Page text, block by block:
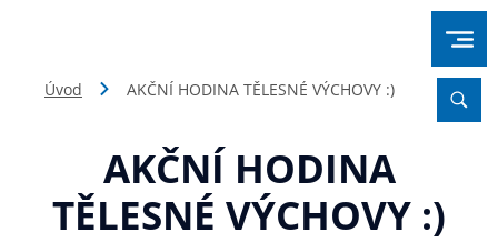
Úvod AKČNÍ HODINA TĚLESNÉ VÝCHOVY :)
AKČNÍ HODINA
TĚLESNÉ VÝCHOVY :)